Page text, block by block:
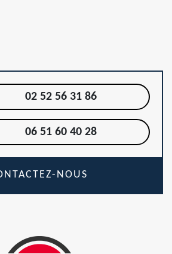
02 52 56 31 86
06 51 60 40 28
NOUS